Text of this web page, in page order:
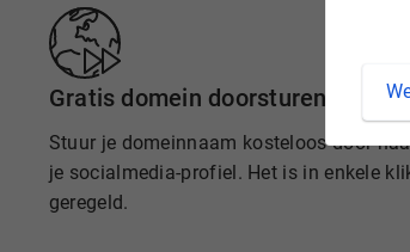
Gratis domein doorsturen
Stuur je domeinnaam kosteloos door
je socialmedia-profiel. Het is in enkele
geregeld.